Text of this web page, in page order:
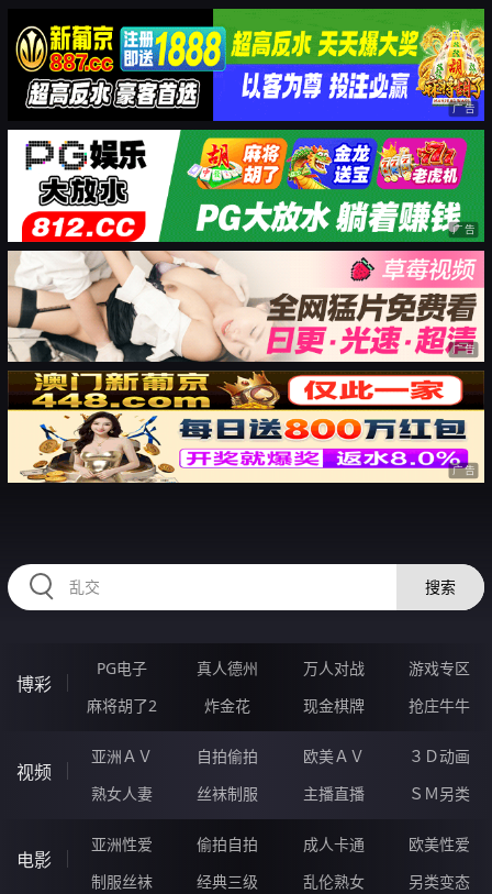
广告
广告
广告
广告
搜索
博彩
PG电子 真人德州 万人对战
游戏专区
麻将胡了2
炸金花 现金棋牌 抢庄牛牛
视频
亚洲ＡＶ 自拍偷拍 欧美ＡＶ
３Ｄ动画
熟女人妻
丝袜制服 主播直播 ＳＭ另类
电影
亚洲性爱 偷拍自拍 成人卡通
欧美性爱
制服丝袜
经典三级 乱伦熟女 另类变态